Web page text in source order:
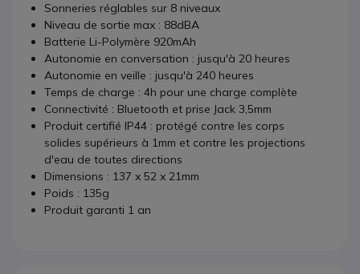
Sonneries réglables sur 8 niveaux
Niveau de sortie max : 88dBA
Batterie Li-Polymère 920mAh
Autonomie en conversation : jusqu'à 20 heures
Autonomie en veille : jusqu'à 240 heures
Temps de charge : 4h pour une charge complète
Connectivité : Bluetooth et prise Jack 3,5mm
Produit certifié IP44 : protégé contre les corps
solides supérieurs à 1mm et contre les projections
d'eau de toutes directions
Dimensions : 137 x 52 x 21mm
Poids : 135g
Produit garanti 1 an